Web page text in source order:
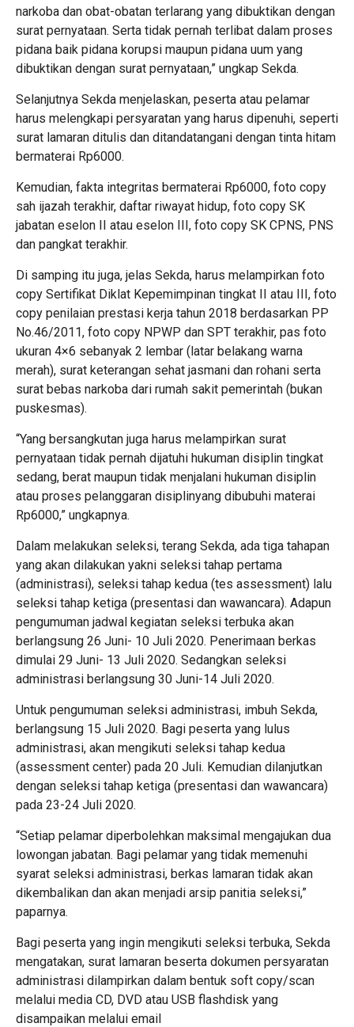
narkoba dan obat-obatan terlarang yang dibuktikan dengan
surat pernyataan. Serta tidak pernah terlibat dalam proses
pidana baik pidana korupsi maupun pidana uum yang
dibuktikan dengan surat pernyataan,” ungkap Sekda.
Selanjutnya Sekda menjelaskan, peserta atau pelamar
harus melengkapi persyaratan yang harus dipenuhi, seperti
surat lamaran ditulis dan ditandatangani dengan tinta hitam
bermaterai Rp6000.
Kemudian, fakta integritas bermaterai Rp6000, foto copy
sah ijazah terakhir, daftar riwayat hidup, foto copy SK
jabatan eselon II atau eselon III, foto copy SK CPNS, PNS
dan pangkat terakhir.
Di samping itu juga, jelas Sekda, harus melampirkan foto
copy Sertifikat Diklat Kepemimpinan tingkat II atau III, foto
copy penilaian prestasi kerja tahun 2018 berdasarkan PP
No.46/2011, foto copy NPWP dan SPT terakhir, pas foto
ukuran 4×6 sebanyak 2 lembar (latar belakang warna
merah), surat keterangan sehat jasmani dan rohani serta
surat bebas narkoba dari rumah sakit pemerintah (bukan
puskesmas).
“Yang bersangkutan juga harus melampirkan surat
pernyataan tidak pernah dijatuhi hukuman disiplin tingkat
sedang, berat maupun tidak menjalani hukuman disiplin
atau proses pelanggaran disiplinyang dibubuhi materai
Rp6000,” ungkapnya.
Dalam melakukan seleksi, terang Sekda, ada tiga tahapan
yang akan dilakukan yakni seleksi tahap pertama
(administrasi), seleksi tahap kedua (tes assessment) lalu
seleksi tahap ketiga (presentasi dan wawancara). Adapun
pengumuman jadwal kegiatan seleksi terbuka akan
berlangsung 26 Juni- 10 Juli 2020. Penerimaan berkas
dimulai 29 Juni- 13 Juli 2020. Sedangkan seleksi
administrasi berlangsung 30 Juni-14 Juli 2020.
Untuk pengumuman seleksi administrasi, imbuh Sekda,
berlangsung 15 Juli 2020. Bagi peserta yang lulus
administrasi, akan mengikuti seleksi tahap kedua
(assessment center) pada 20 Juli. Kemudian dilanjutkan
dengan seleksi tahap ketiga (presentasi dan wawancara)
pada 23-24 Juli 2020.
“Setiap pelamar diperbolehkan maksimal mengajukan dua
lowongan jabatan. Bagi pelamar yang tidak memenuhi
syarat seleksi administrasi, berkas lamaran tidak akan
dikembalikan dan akan menjadi arsip panitia seleksi,”
paparnya.
Bagi peserta yang ingin mengikuti seleksi terbuka, Sekda
mengatakan, surat lamaran beserta dokumen persyaratan
administrasi dilampirkan dalam bentuk soft copy/scan
melalui media CD, DVD atau USB flashdisk yang
disampaikan melalui email